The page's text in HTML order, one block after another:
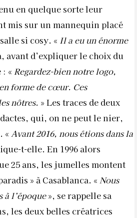
en quelque sorte leur
mis sur un mannequin placé
si cosy. « Il a eu un énorme
avant d’expliquer le choix du
« Regardez-bien notre logo,
forme de cœur. Ces
nôtres. » Les traces de deux
qui, on ne peut le nier,
« Avant 2016, nous étions dans la
t-elle. En 1996 alors
25 ans, les jumelles montent
» à Casablanca. « Nous
à l’époque», se rappelle sa
les deux belles créatrices